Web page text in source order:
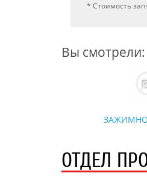
* Стоимость
Вы смотрели:
ОТДЕЛ